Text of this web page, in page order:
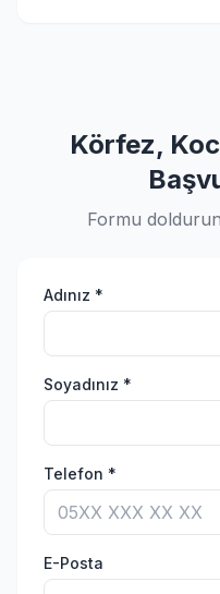
Körfez,
Formu
Adınız *
Soyadınız *
Telefon *
E-Posta